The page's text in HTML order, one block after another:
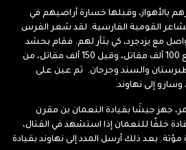
بالأهواز، وقبلها خسارة أراضيهم في
القومية الفارسية. لقد شعر الفرس
مع يزدجرد، كي يثأر لهم. فقام بحشد
جيش وهو في مرّو، وقيل جمع 100 ألف مقاتل، وقيل 150 ألف مقاتل، من
والسند وجرجان. ثم عين على
إلى نهاوند.
جهز جيشَا بقيادة النعمان بن مقرن
إلى نهاوند. ثم عين 7 قادة خلفًا للنعمان إذا استشهد في القتال،
بعد ذلك أرسل المدد إلى نهاوند بقيادة